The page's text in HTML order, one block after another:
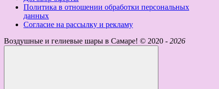
Политика в отношении обработки персональных
данных
Согласие на рассылку и рекламу
Воздушные и гелиевые шары в Самаре! © 2020 - 2026